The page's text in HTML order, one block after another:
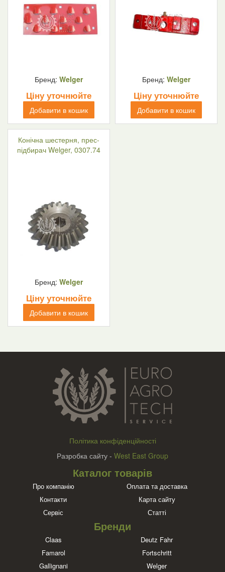
Бренд: Welger
Ціну уточнюйте
Добавити в кошик
Бренд: Welger
Ціну уточнюйте
Добавити в кошик
Конічна шестерня, прес-
підбирач Welger, 0307.74
Бренд: Welger
Ціну уточнюйте
Добавити в кошик
Політика конфіденційності
Разробка сайту - West East Group
Каталог товарів
Про компанію
Оплата та доставка
Контакти
Карта сайту
Сервіс
Статті
Бренди
Claas
Deutz Fahr
Famarol
Fortschritt
Gallignani
Welger